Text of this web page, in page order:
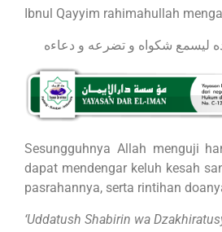
Ibnul Qayyim rahimahullah
ليسمع شكواه و تضرعه و دعاءه
Sesungguhnya Allah menguji
dapat mendengar keluh kesah
pasrahannya, serta rintihan
‘Uddatush Shabirin wa